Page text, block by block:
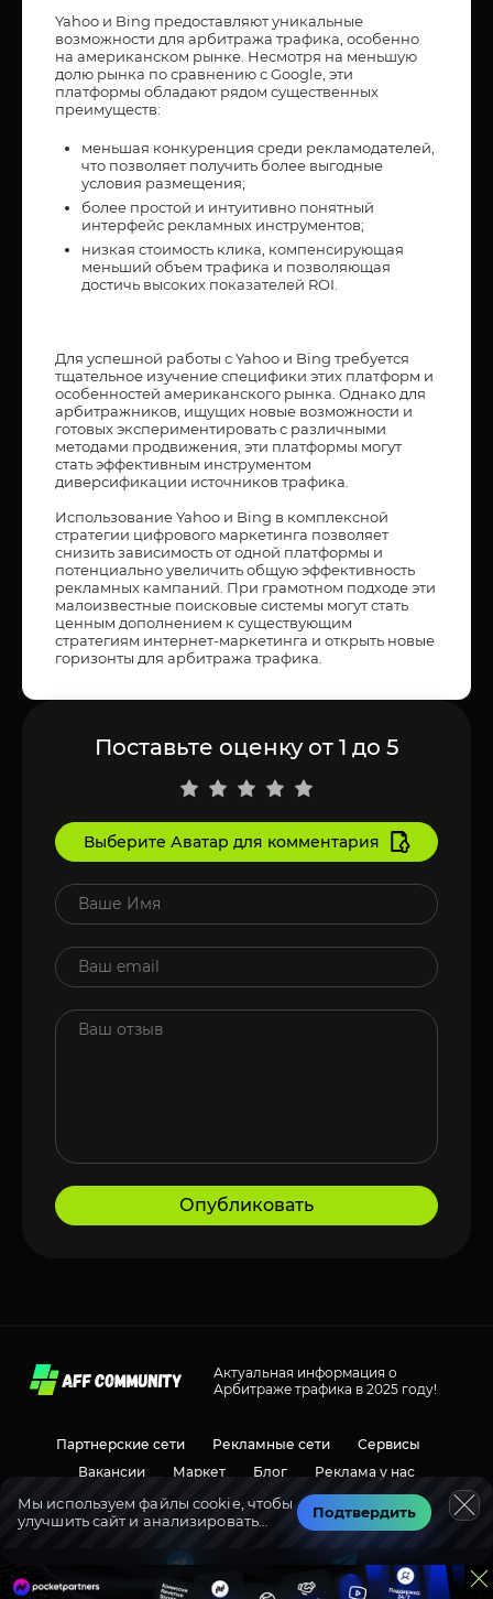
Yahoo и Bing предоставляют уникальные
возможности для арбитража трафика, особенно
на американском рынке. Несмотря на меньшую
долю рынка по сравнению с Google, эти
платформы обладают рядом существенных
преимуществ:
меньшая конкуренция среди рекламодателей,
что позволяет получить более выгодные
условия размещения;
более простой и интуитивно понятный
интерфейс рекламных инструментов;
низкая стоимость клика, компенсирующая
меньший объем трафика и позволяющая
достичь высоких показателей ROI.
Для успешной работы с Yahoo и Bing требуется
тщательное изучение специфики этих платформ и
особенностей американского рынка. Однако для
арбитражников, ищущих новые возможности и
готовых экспериментировать с различными
методами продвижения, эти платформы могут
стать эффективным инструментом
диверсификации источников трафика.
Использование Yahoo и Bing в комплексной
стратегии цифрового маркетинга позволяет
снизить зависимость от одной платформы и
потенциально увеличить общую эффективность
рекламных кампаний. При грамотном подходе эти
малоизвестные поисковые системы могут стать
ценным дополнением к существующим
стратегиям интернет-маркетинга и открыть новые
горизонты для арбитража трафика.
Поставьте оценку от 1 до 5
Выберите Аватар для комментария
Опубликовать
Актуальная информация о
Арбитраже трафика в 2025 году!
Партнерские сети Рекламные сети
Сервисы
Вакансии
Маркет Блог Реклама у нас
Социальные сети Обсуждения
Мы используем файлы cookie, чтобы
улучшить сайт и анализировать
Подтвердить